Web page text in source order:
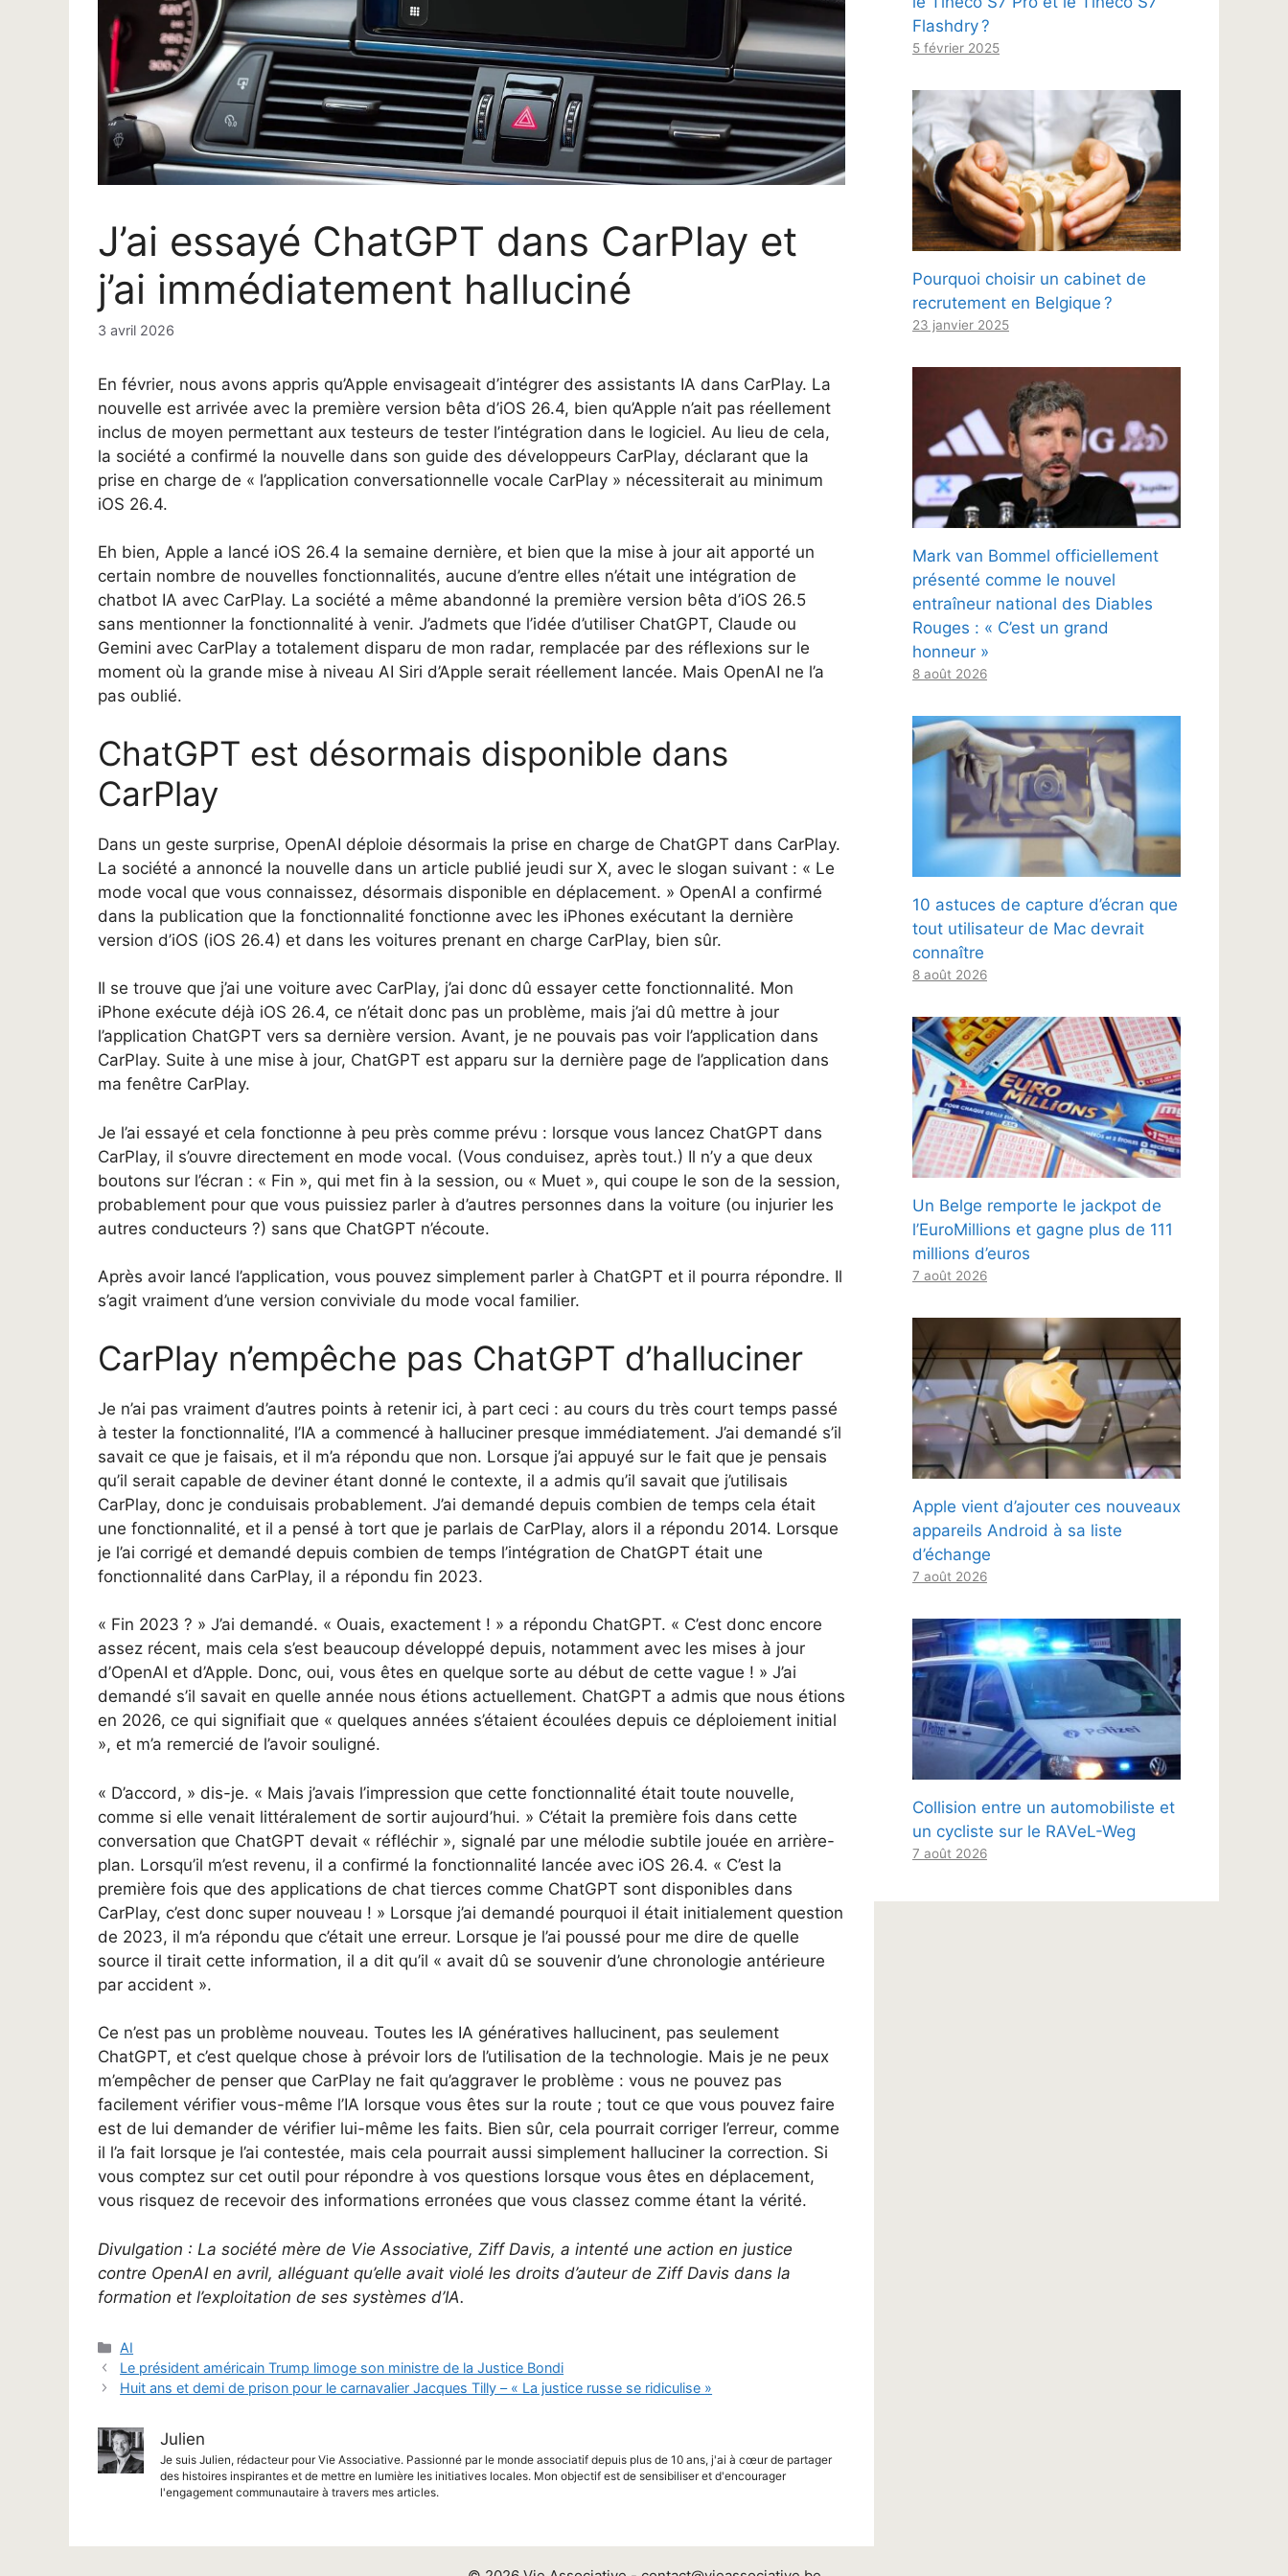
J’ai essayé ChatGPT dans CarPlay et
j’ai immédiatement halluciné
3 avril 2026
En février, nous avons appris qu’Apple envisageait d’intégrer des assistants IA dans CarPlay. La
nouvelle est arrivée avec la première version bêta d’iOS 26.4, bien qu’Apple n’ait pas réellement
inclus de moyen permettant aux testeurs de tester l’intégration dans le logiciel. Au lieu de cela,
la société a confirmé la nouvelle dans son guide des développeurs CarPlay, déclarant que la
prise en charge de « l’application conversationnelle vocale CarPlay » nécessiterait au minimum
iOS 26.4.
Eh bien, Apple a lancé iOS 26.4 la semaine dernière, et bien que la mise à jour ait apporté un
certain nombre de nouvelles fonctionnalités, aucune d’entre elles n’était une intégration de
chatbot IA avec CarPlay. La société a même abandonné la première version bêta d’iOS 26.5
sans mentionner la fonctionnalité à venir. J’admets que l’idée d’utiliser ChatGPT, Claude ou
Gemini avec CarPlay a totalement disparu de mon radar, remplacée par des réflexions sur le
moment où la grande mise à niveau AI Siri d’Apple serait réellement lancée. Mais OpenAI ne l’a
pas oublié.
ChatGPT est désormais disponible dans
CarPlay
Dans un geste surprise, OpenAI déploie désormais la prise en charge de ChatGPT dans CarPlay.
La société a annoncé la nouvelle dans un article publié jeudi sur X, avec le slogan suivant : « Le
mode vocal que vous connaissez, désormais disponible en déplacement. » OpenAI a confirmé
dans la publication que la fonctionnalité fonctionne avec les iPhones exécutant la dernière
version d’iOS (iOS 26.4) et dans les voitures prenant en charge CarPlay, bien sûr.
Il se trouve que j’ai une voiture avec CarPlay, j’ai donc dû essayer cette fonctionnalité. Mon
iPhone exécute déjà iOS 26.4, ce n’était donc pas un problème, mais j’ai dû mettre à jour
l’application ChatGPT vers sa dernière version. Avant, je ne pouvais pas voir l’application dans
CarPlay. Suite à une mise à jour, ChatGPT est apparu sur la dernière page de l’application dans
ma fenêtre CarPlay.
Je l’ai essayé et cela fonctionne à peu près comme prévu : lorsque vous lancez ChatGPT dans
CarPlay, il s’ouvre directement en mode vocal. (Vous conduisez, après tout.) Il n’y a que deux
boutons sur l’écran : « Fin », qui met fin à la session, ou « Muet », qui coupe le son de la session,
probablement pour que vous puissiez parler à d’autres personnes dans la voiture (ou injurier les
autres conducteurs ?) sans que ChatGPT n’écoute.
Après avoir lancé l’application, vous pouvez simplement parler à ChatGPT et il pourra répondre. Il
s’agit vraiment d’une version conviviale du mode vocal familier.
CarPlay n’empêche pas ChatGPT d’halluciner
Je n’ai pas vraiment d’autres points à retenir ici, à part ceci : au cours du très court temps passé
à tester la fonctionnalité, l’IA a commencé à halluciner presque immédiatement. J’ai demandé s’il
savait ce que je faisais, et il m’a répondu que non. Lorsque j’ai appuyé sur le fait que je pensais
qu’il serait capable de deviner étant donné le contexte, il a admis qu’il savait que j’utilisais
CarPlay, donc je conduisais probablement. J’ai demandé depuis combien de temps cela était
une fonctionnalité, et il a pensé à tort que je parlais de CarPlay, alors il a répondu 2014. Lorsque
je l’ai corrigé et demandé depuis combien de temps l’intégration de ChatGPT était une
fonctionnalité dans CarPlay, il a répondu fin 2023.
« Fin 2023 ? » J’ai demandé. « Ouais, exactement ! » a répondu ChatGPT. « C’est donc encore
assez récent, mais cela s’est beaucoup développé depuis, notamment avec les mises à jour
d’OpenAI et d’Apple. Donc, oui, vous êtes en quelque sorte au début de cette vague ! » J’ai
demandé s’il savait en quelle année nous étions actuellement. ChatGPT a admis que nous étions
en 2026, ce qui signifiait que « quelques années s’étaient écoulées depuis ce déploiement initial
», et m’a remercié de l’avoir souligné.
« D’accord, » dis-je. « Mais j’avais l’impression que cette fonctionnalité était toute nouvelle,
comme si elle venait littéralement de sortir aujourd’hui. » C’était la première fois dans cette
conversation que ChatGPT devait « réfléchir », signalé par une mélodie subtile jouée en arrière-
plan. Lorsqu’il m’est revenu, il a confirmé la fonctionnalité lancée avec iOS 26.4. « C’est la
première fois que des applications de chat tierces comme ChatGPT sont disponibles dans
CarPlay, c’est donc super nouveau ! » Lorsque j’ai demandé pourquoi il était initialement question
de 2023, il m’a répondu que c’était une erreur. Lorsque je l’ai poussé pour me dire de quelle
source il tirait cette information, il a dit qu’il « avait dû se souvenir d’une chronologie antérieure
par accident ».
Ce n’est pas un problème nouveau. Toutes les IA génératives hallucinent, pas seulement
ChatGPT, et c’est quelque chose à prévoir lors de l’utilisation de la technologie. Mais je ne peux
m’empêcher de penser que CarPlay ne fait qu’aggraver le problème : vous ne pouvez pas
facilement vérifier vous-même l’IA lorsque vous êtes sur la route ; tout ce que vous pouvez faire
est de lui demander de vérifier lui-même les faits. Bien sûr, cela pourrait corriger l’erreur, comme
il l’a fait lorsque je l’ai contestée, mais cela pourrait aussi simplement halluciner la correction. Si
vous comptez sur cet outil pour répondre à vos questions lorsque vous êtes en déplacement,
vous risquez de recevoir des informations erronées que vous classez comme étant la vérité.
Divulgation : La société mère de Vie Associative, Ziff Davis, a intenté une action en justice
contre OpenAI en avril, alléguant qu’elle avait violé les droits d’auteur de Ziff Davis dans la
formation et l’exploitation de ses systèmes d’IA.
Catégories
AI
Le président américain Trump limoge son ministre de la Justice Bondi
Huit ans et demi de prison pour le carnavalier Jacques Tilly – « La justice russe se ridiculise »
Julien
Je suis Julien, rédacteur pour Vie Associative. Passionné par le monde associatif depuis plus de 10 ans, j'ai à cœur de partager
des histoires inspirantes et de mettre en lumière les initiatives locales. Mon objectif est de sensibiliser et d'encourager
l'engagement communautaire à travers mes articles.
Flashdry ?
5 février 2025
Pourquoi choisir un cabinet de
recrutement en Belgique ?
23 janvier 2025
Mark van Bommel officiellement
présenté comme le nouvel
entraîneur national des Diables
Rouges : « C’est un grand
honneur »
8 août 2026
10 astuces de capture d’écran que
tout utilisateur de Mac devrait
connaître
8 août 2026
Un Belge remporte le jackpot de
l’EuroMillions et gagne plus de 111
millions d’euros
7 août 2026
Apple vient d’ajouter ces nouveaux
appareils Android à sa liste
d’échange
7 août 2026
Collision entre un automobiliste et
un cycliste sur le RAVeL-Weg
7 août 2026